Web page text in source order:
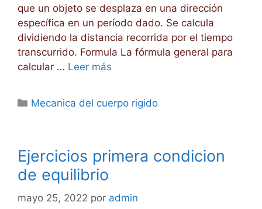
que un objeto se desplaza en una dirección
específica en un período dado. Se calcula
dividiendo la distancia recorrida por el tiempo
transcurrido. Formula La fórmula general para
calcular … Leer más
Categorías
Mecanica del cuerpo rigido
Ejercicios primera condicion
de equilibrio
mayo 25, 2022 por admin